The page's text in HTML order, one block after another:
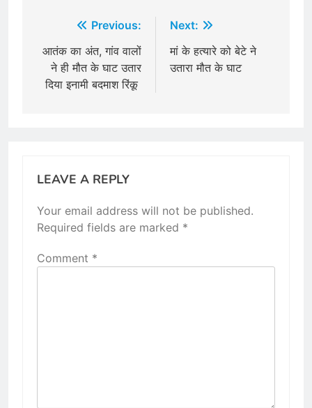
navigation
Previous:
आतंक का अंत, गांव वालों
ने ही मौत के घाट उतार
दिया इनामी बदमाश रिंकू
Next:
मां के हत्यारे को बेटे ने
उतारा मौत के घाट
LEAVE A REPLY
Your email address will not be published.
Required fields are marked *
Comment *